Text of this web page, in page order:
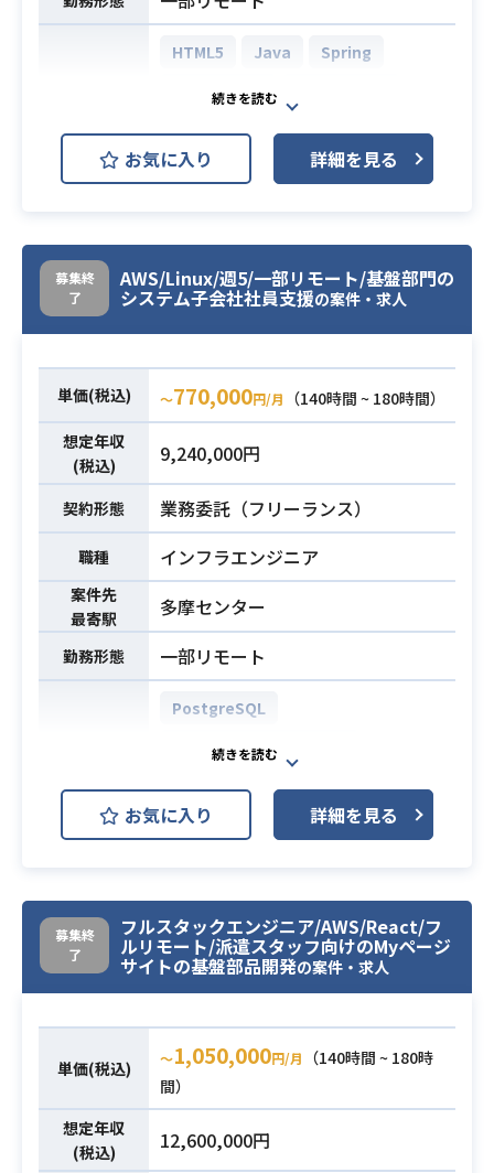
上位リーダー含め20名参画中です。
・初月や業務のキャッチアップ等、
現場内で丁寧にフォローさせていた
だきます。
※守秘があるため、その他詳細は
面談時にご本人へお伝えさせていた
体70名程度
[開発環境]
・サーバー環境：Linux / AWS(Auror
a) / MySQL / Tomcat など
・サーバー側開発言語：Java / Sprin
gboot
・クライアント側開発言語：Vue.js /
TypeScript / Javascript / jQuery / H
TML5 など
・バージョン/チケット管理：Github
/ JIRA など
・コミュニケーションツール：Slack
/ MicrosoftTeams など
・Vue.jsの実務経験合計1年以上
・SPA(Angular.js,React.jsなど)の実
務経験合計2年以上
・Java(SpringまたはSpringboot)開
・Javaでの基本設計経験1案件以上
※PHPでのご経験でも可能
HTML5 Java
Spring
Spring Boot
Linux
Apache Tomcat
GitHub
業務内容
ポジションになります。
・主にサーバー側(Java)+フロント側
(Swing)の基本設計〜テストまでを担
当いただきます。
・一部独自フレームワークを使用し
ているため、独自フレームワークに
抵抗のない方向けのPJです。
・40名以上が参画している長期＋大
規模案件となります。
・初月や業務のキャッチアップ等、
現場内で丁寧にフォローさせていた
だきます。
※守秘があるため、その他詳細は面
談時にお伝えさせていただきます。
・Javaでの開発経験5年以上
・Java1.8or1.8以上 ＋ Spring or Spr
ingbootでの開発経験1年以上
・ORマッパーの実務経験(Hibernat
e,MyBatis,iBatis など)
お気に入り 詳細を見る
募集終
了
AWS/Linux/週5/一部リモート/基盤部門の
システム子会社社員支援の案件・求人
単価(税込) 〜770,000円/月
（140時間 ~ 180時間）
想定年収
(税込)
9,240,000円
契約形態 業務委託（フリーランス）
職種 インフラエンジニア
案件先
最寄駅
多摩センター
勤務形態 一部リモート
開発環境
PostgreSQL
AWS EC2 (Amazon EC2)
AWS IAM
AWS RDS (Amazon RDS)
Apache Tomcat
Microsoft Excel
業務内容
損害保険の基盤部門のシステム子会
社社員支援を行っていただきます。
・システム子会社社員の代替とし
て、構築された基盤環境に対しての
改善/改修を行っていただきます
・AWS基盤などの課題についての改
お気に入り 詳細を見る
募集終
了
フルスタックエンジニア/AWS/React/フ
ルリモート/派遣スタッフ向けのMyページ
サイトの基盤部品開発の案件・求人
単価(税込) 〜1,050,000円/月
（140時間 ~ 180時
間）
想定年収
(税込)
12,600,000円